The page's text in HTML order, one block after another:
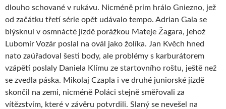
dlouho schované v rukávu. Nicméně prim hrálo Gniezno, jež
od začátku třetí série opět udávalo tempo. Adrian Gala se
blýsknul v osmnácté jízdě porážkou Mateje Žagara, jehož
Lubomír Vozár poslal na ovál jako žolíka. Jan Kvěch hned
nato zaúřadoval šesti body, ale problémy s karburátorem
vzápětí poslaly Daniela Klímu ze startovního roštu, ještě než
se zvedla páska. Mikolaj Czapla i ve druhé juniorské jízdě
skončil na zemi, nicméně Poláci stejně směřovali za
vítězstvím, které v závěru potvrdili. Slaný se nevešel na